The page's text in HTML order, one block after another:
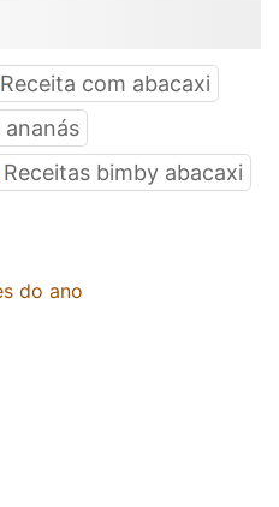
Receita com abacaxi
ananás
Receitas bimby abacaxi
do ano